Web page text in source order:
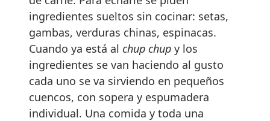
ingredientes sueltos sin cocinar: setas,
gambas, verduras chinas, espinacas.
Cuando ya está al chup chup y los
ingredientes se van haciendo al gusto
cada uno se va sirviendo en pequeños
cuencos, con sopera y espumadera
individual. Una comida y toda una